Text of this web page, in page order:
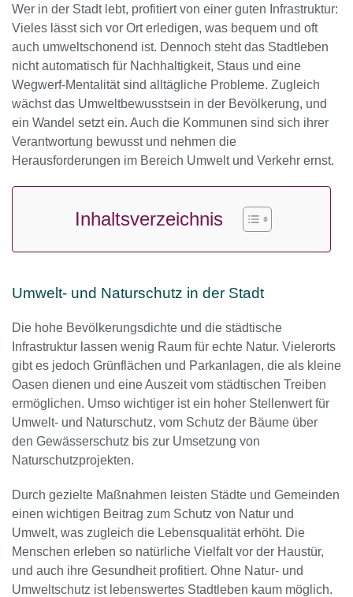
Wer in der Stadt lebt, profitiert von einer guten Infrastruktur:
Vieles lässt sich vor Ort erledigen, was bequem und oft
auch umweltschonend ist. Dennoch steht das Stadtleben
nicht automatisch für Nachhaltigkeit, Staus und eine
Wegwerf-Mentalität sind alltägliche Probleme. Zugleich
wächst das Umweltbewusstsein in der Bevölkerung, und
ein Wandel setzt ein. Auch die Kommunen sind sich ihrer
Verantwortung bewusst und nehmen die
Herausforderungen im Bereich Umwelt und Verkehr ernst.
Inhaltsverzeichnis
Umwelt- und Naturschutz in der Stadt
Die hohe Bevölkerungsdichte und die städtische
Infrastruktur lassen wenig Raum für echte Natur. Vielerorts
gibt es jedoch Grünflächen und Parkanlagen, die als kleine
Oasen dienen und eine Auszeit vom städtischen Treiben
ermöglichen. Umso wichtiger ist ein hoher Stellenwert für
Umwelt- und Naturschutz, vom Schutz der Bäume über
den Gewässerschutz bis zur Umsetzung von
Naturschutzprojekten.
Durch gezielte Maßnahmen leisten Städte und Gemeinden
einen wichtigen Beitrag zum Schutz von Natur und
Umwelt, was zugleich die Lebensqualität erhöht. Die
Menschen erleben so natürliche Vielfalt vor der Haustür,
und auch ihre Gesundheit profitiert. Ohne Natur- und
Umweltschutz ist lebenswertes Stadtleben kaum möglich.